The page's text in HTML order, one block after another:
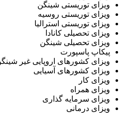
توریستی شینگن
توریستی روسیه
توریستی استرالیا
تحصیلی کانادا
تحصیلی شینگن
پاسپورت
کشورهای اروپایی غیر شینگن
کشورهای آسیایی
کار
همراه
سرمایه گذاری
درمانی